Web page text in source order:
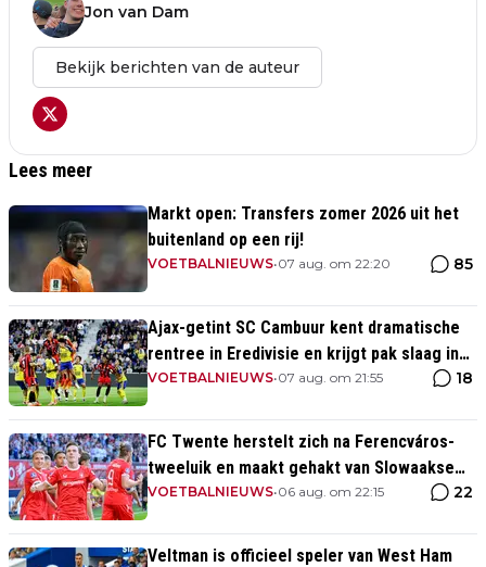
Jon van Dam
Bekijk berichten van de auteur
Lees meer
Markt open: Transfers zomer 2026 uit het
buitenland op een rij!
VOETBALNIEUWS•07 aug. om 22:20 85
Ajax-getint SC Cambuur kent dramatische
rentree in Eredivisie en krijgt pak slaag in
eigen huis
VOETBALNIEUWS•07 aug. om 21:55 18
FC Twente herstelt zich na Ferencváros-
tweeluik en maakt gehakt van Slowaakse
opponent
VOETBALNIEUWS•06 aug. om 22:15 22
Veltman is officieel speler van West Ham